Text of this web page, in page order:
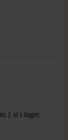
1 st i lager.